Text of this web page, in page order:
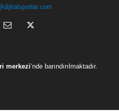
merkezi‘nde barındırılmaktadır.